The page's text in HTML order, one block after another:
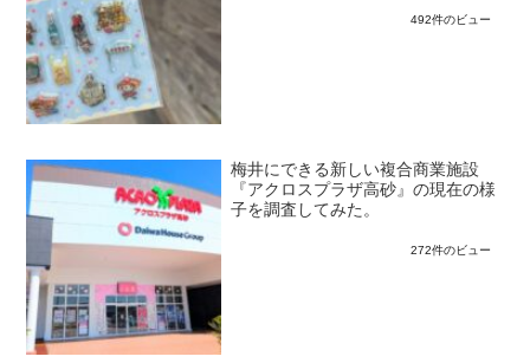
492件のビュー
梅井にできる新しい複合商業施設
『アクロスプラザ高砂』の現在の様
子を調査してみた。
272件のビュー